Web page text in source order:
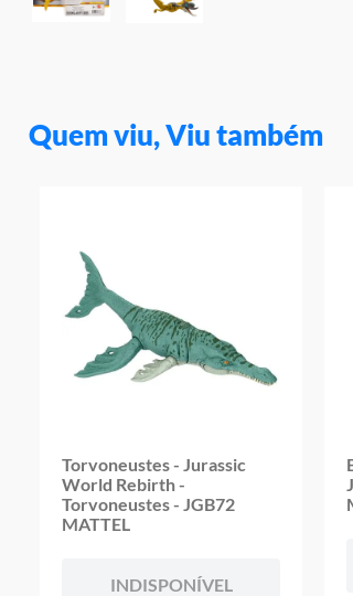
Quem viu, Viu também
Torvoneustes - Jurassic
World Rebirth -
Torvoneustes - JGB72
MATTEL
INDISPONÍVEL